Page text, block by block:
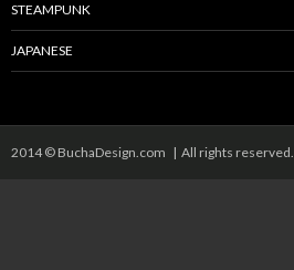
STEAMPUNK
JAPANESE
2014 © BuchaDesign.com | All rights reserved.